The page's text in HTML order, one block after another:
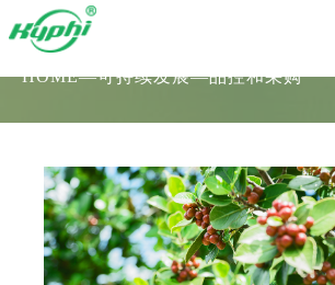
HOME—可持续发展—品控和采购